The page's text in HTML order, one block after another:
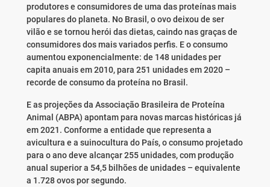
produtores e consumidores de uma das proteínas mais
populares do planeta. No Brasil, o ovo deixou de ser
vilão e se tornou herói das dietas, caindo nas graças de
consumidores dos mais variados perfis. E o consumo
aumentou exponencialmente: de 148 unidades per
capita anuais em 2010, para 251 unidades em 2020 –
recorde de consumo da proteína no Brasil.
E as projeções da Associação Brasileira de Proteína
Animal (ABPA) apontam para novas marcas históricas já
em 2021. Conforme a entidade que representa a
avicultura e a suinocultura do País, o consumo projetado
para o ano deve alcançar 255 unidades, com produção
anual superior a 54,5 bilhões de unidades – equivalente
a 1.728 ovos por segundo.